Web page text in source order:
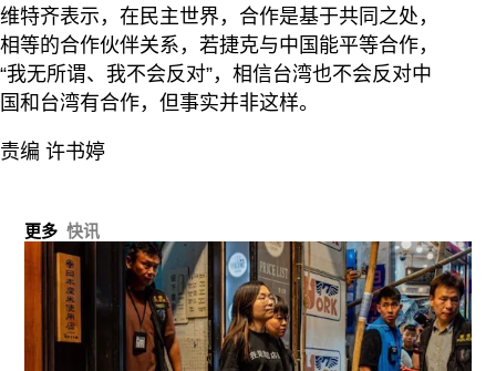
维特齐表示，在民主世界，合作是基于共同之处，
相等的合作伙伴关系，若捷克与中国能平等合作，
“我无所谓、我不会反对”，相信台湾也不会反对中
国和台湾有合作，但事实并非这样。
责编 许书婷
更多 快讯